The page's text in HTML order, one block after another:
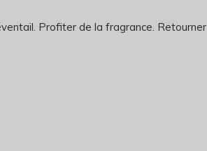
Profiter de la fragrance. Retourner